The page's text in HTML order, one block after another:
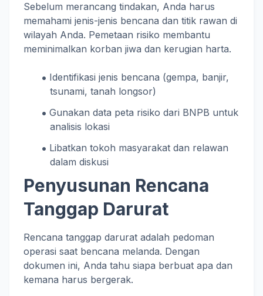
Sebelum merancang tindakan, Anda harus
memahami jenis-jenis bencana dan titik rawan di
wilayah Anda. Pemetaan risiko membantu
meminimalkan korban jiwa dan kerugian harta.
Identifikasi jenis bencana (gempa, banjir,
tsunami, tanah longsor)
Gunakan data peta risiko dari BNPB untuk
analisis lokasi
Libatkan tokoh masyarakat dan relawan
dalam diskusi
Penyusunan Rencana
Tanggap Darurat
Rencana tanggap darurat adalah pedoman
operasi saat bencana melanda. Dengan
dokumen ini, Anda tahu siapa berbuat apa dan
kemana harus bergerak.